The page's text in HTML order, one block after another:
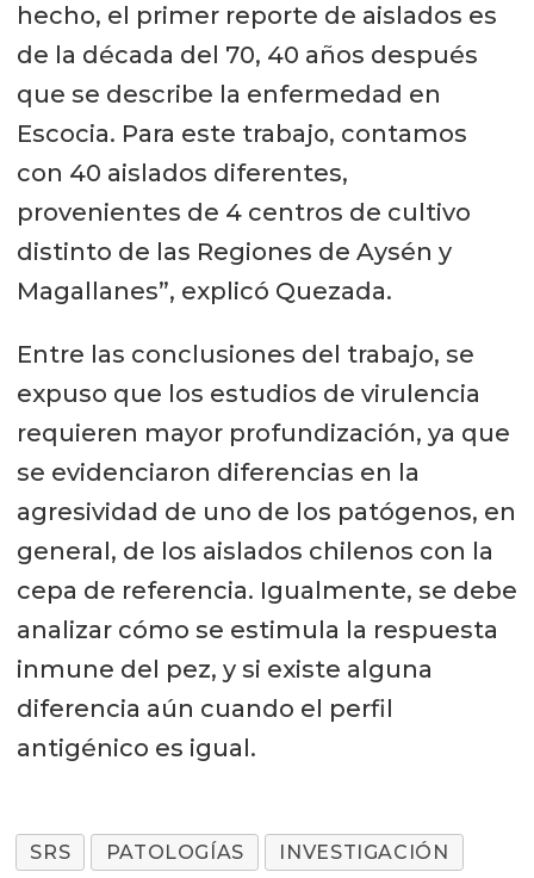
hecho, el primer reporte de aislados es
de la década del 70, 40 años después
que se describe la enfermedad en
Escocia. Para este trabajo, contamos
con 40 aislados diferentes,
provenientes de 4 centros de cultivo
distinto de las Regiones de Aysén y
Magallanes”, explicó Quezada.
Entre las conclusiones del trabajo, se
expuso que los estudios de virulencia
requieren mayor profundización, ya que
se evidenciaron diferencias en la
agresividad de uno de los patógenos, en
general, de los aislados chilenos con la
cepa de referencia. Igualmente, se debe
analizar cómo se estimula la respuesta
inmune del pez, y si existe alguna
diferencia aún cuando el perfil
antigénico es igual.
SRS PATOLOGÍAS INVESTIGACIÓN